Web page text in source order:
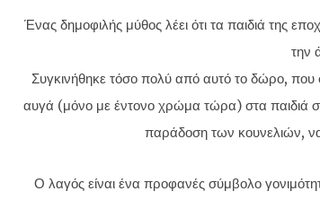
Ένας δημοφιλής μύθος λέει ότι τα παιδιά της
την
Συγκινήθηκε τόσο πολύ από αυτό το δώρο, που
αυγά (μόνο με έντονο χρώμα τώρα) στα παιδιά
παράδοση των κουνελιών,
Ο λαγός είναι ένα προφανές σύμβολο